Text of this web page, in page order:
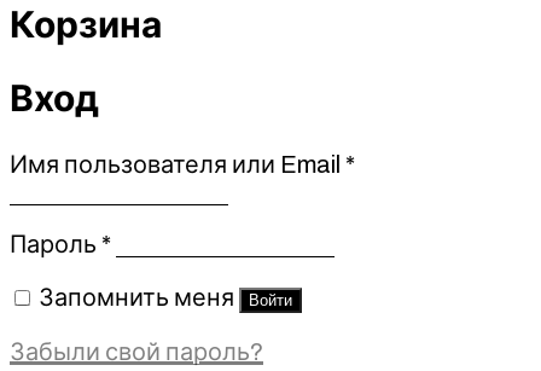
Корзина
Вход
Имя пользователя или Email *Обязательно
Пароль *Обязательно
Запомнить меня Войти
Забыли свой пароль?